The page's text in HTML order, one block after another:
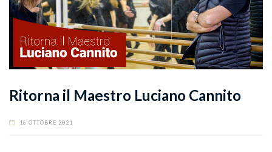
Ritorna il Maestro Luciano Cannito
18 OTTOBRE 2021